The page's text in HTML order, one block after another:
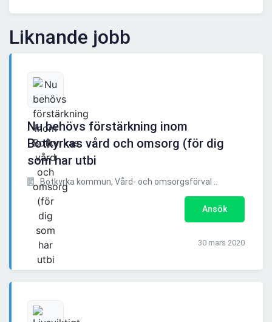
Liknande jobb
Nu behövs förstärkning inom
Botkyrkas vård och omsorg (för dig
som har utbi
Botkyrka kommun, Vård- och omsorgsförval ..
Ansök
30 mars 2020